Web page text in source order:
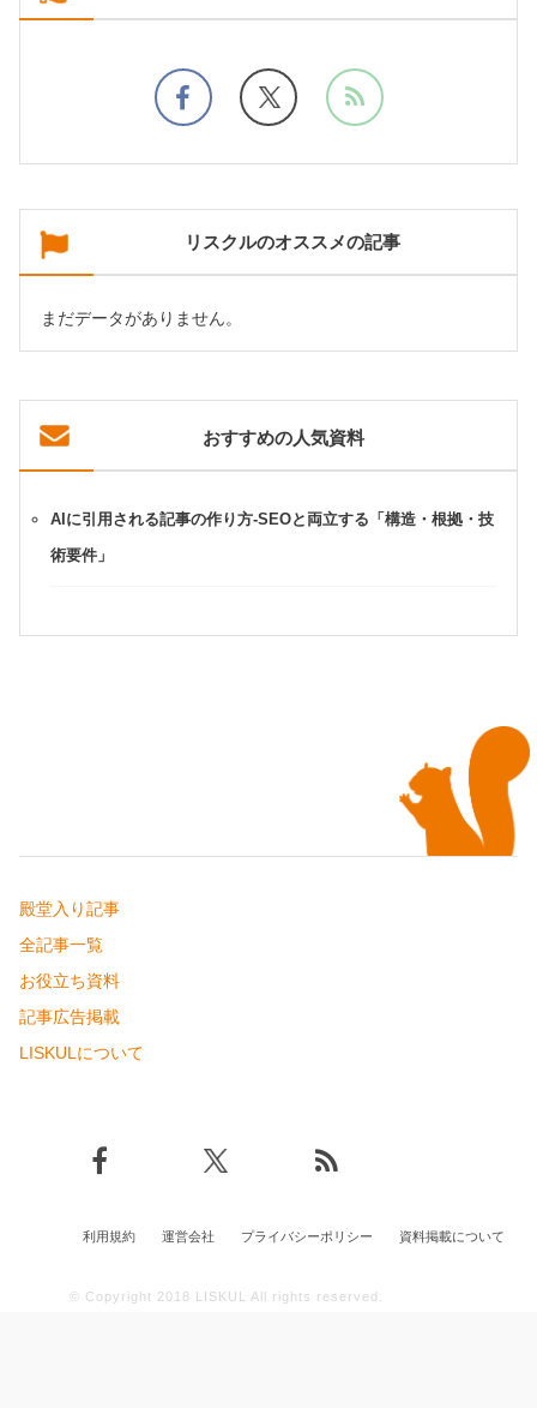
リスクルのオススメの記事
まだデータがありません。
おすすめの人気資料
AIに引用される記事の作り方-SEOと両立する「構造・根拠・技
術要件」
殿堂入り記事
全記事一覧
お役立ち資料
記事広告掲載
LISKULについて
利用規約 運営会社 プライバシーポリシー 資料掲載について
© Copyright 2018 LISKUL All rights reserved.